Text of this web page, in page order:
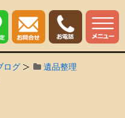
ログ
遺品整理